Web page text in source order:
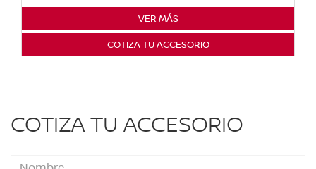
VER MÁS
COTIZA TU ACCESORIO
COTIZA TU ACCESORIO